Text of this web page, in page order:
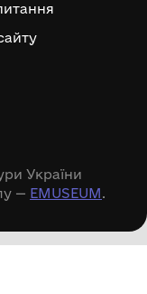
України
— EMUSEUM.